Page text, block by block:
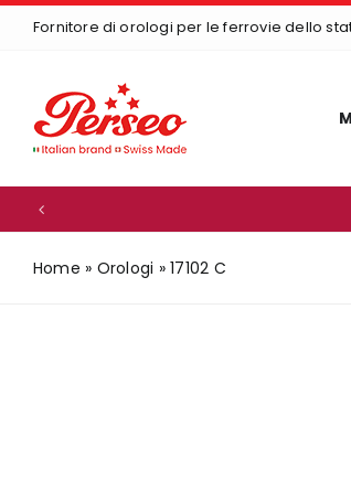
Skip
Fornitore di orologi per le ferrovie dello
Home » Orologi »17102 C